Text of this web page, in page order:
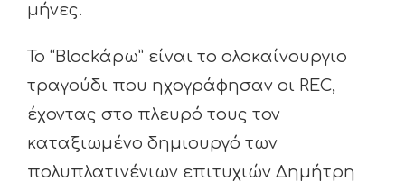
μήνες.
Το “Blockάρω” είναι το ολοκαίνουργιο
τραγούδι που ηχογράφησαν οι REC,
έχοντας στο πλευρό τους τον
καταξιωμένο δημιουργό των
πολυπλατινένιων επιτυχιών Δημήτρη